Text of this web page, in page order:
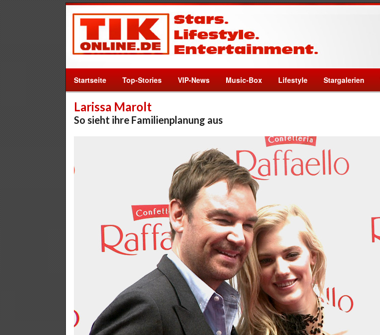
Startseite Top-Stories VIP-News Music-Box Lifestyle Stargalerien
Larissa Marolt
So sieht ihre Familienplanung aus